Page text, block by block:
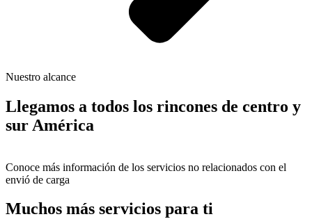
Nuestro alcance
Llegamos a todos los rincones de centro y
sur América
Conoce más información de los servicios no relacionados con el
envió de carga
Muchos más servicios para ti